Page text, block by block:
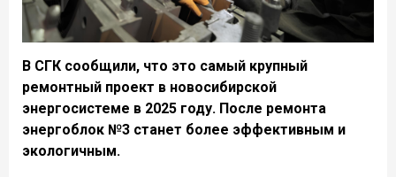
В СГК сообщили, что это самый крупный
ремонтный проект в новосибирской
энергосистеме в 2025 году. После ремонта
энергоблок №3 станет более эффективным и
экологичным.